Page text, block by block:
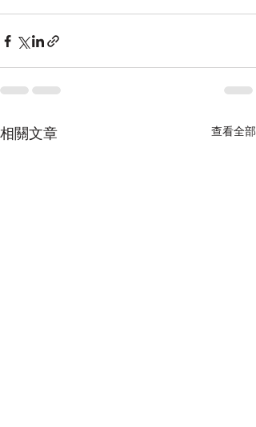
相關文章 查看全部